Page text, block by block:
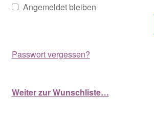
Angemeldet bleiben
Passwort vergessen?
Weiter zur Wunschliste…